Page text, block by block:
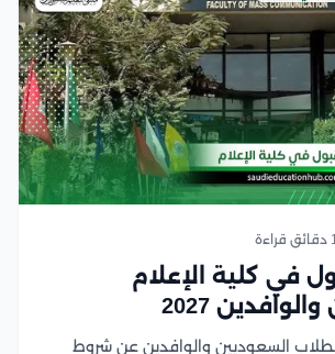
في كلية الإعلام
2027
السعوديين والوافدين عن شروط